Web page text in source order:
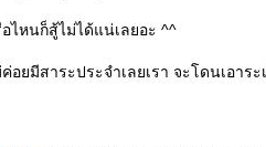
อไหนก็สู้ไม่ได้แน่เลยอะ ^^
อยมีสาระประจำเลยเรา จะโดนเอาระ